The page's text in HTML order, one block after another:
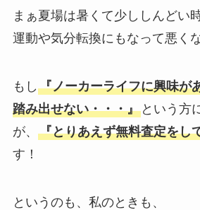
まぁ夏場は暑くて少ししんどい
運動や気分転換にもなって悪く
もし 『ノーカーライフに興味が
踏み出せない・・・』という方
が、 『とりあえず無料査定をし
す！
というのも、私のときも、